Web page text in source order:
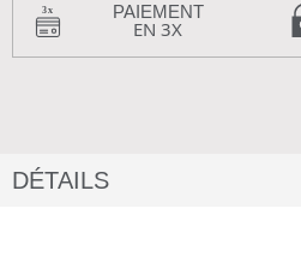
PAIEMENT
EN 3X
DÉTAILS